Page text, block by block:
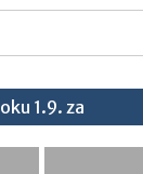
1.9. za